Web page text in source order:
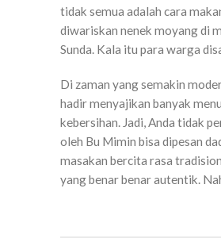
tidak semua adalah cara
diwariskan nenek moyang di
Sunda. Kala itu para warga
Di zaman yang semakin
hadir menyajikan banyak
kebersihan. Jadi, Anda tidak
oleh Bu Mimin bisa dipesan
masakan bercita rasa
yang benar benar autentik.